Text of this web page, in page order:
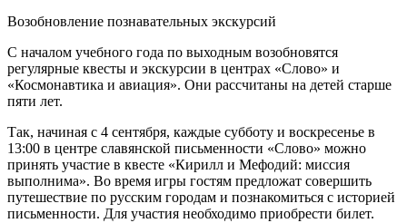
Возобновление познавательных экскурсий
С началом учебного года по выходным возобновятся
регулярные квесты и экскурсии в центрах «Слово» и
«Космонавтика и авиация». Они рассчитаны на детей старше
пяти лет.
Так, начиная с 4 сентября, каждые субботу и воскресенье в
13:00 в центре славянской письменности «Слово» можно
принять участие в квесте «Кирилл и Мефодий: миссия
выполнима». Во время игры гостям предложат совершить
путешествие по русским городам и познакомиться с историей
письменности. Для участия необходимо приобрести билет.